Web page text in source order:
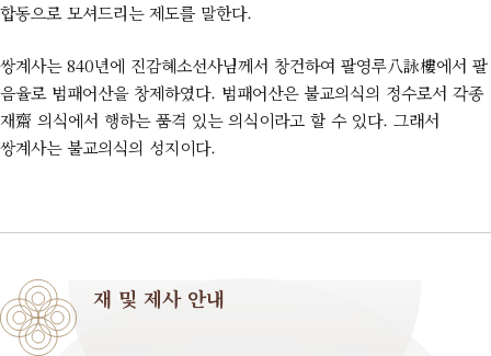
합동으로 모셔드리는 제도를 말한다.
쌍계사는 840년에 진감혜소선사님께서 창건하여 팔영루八詠樓에서 팔
음율로 범패어산을 창제하였다. 범패어산은 불교의식의 정수로서 각종
재齋 의식에서 행하는 품격 있는 의식이라고 할 수 있다. 그래서
쌍계사는 불교의식의 성지이다.
재 및 제사 안내